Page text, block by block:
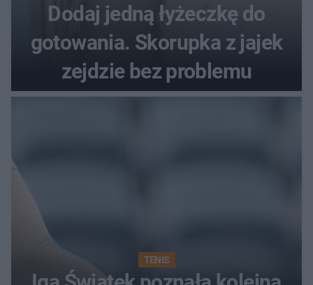
Dodaj jedną łyżeczkę do
gotowania. Skorupka z jajek
zejdzie bez problemu
TENIS